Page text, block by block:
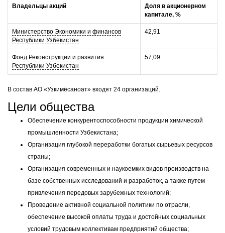
Владельцы акций
Доля в акционерном
капитале, %
Министерство Экономики и финансов
Республики Узбекистан
42,91
Фонд Реконструкции и развития
Республики Узбекистан
57,09
В состав АО «Узкимёсаноат» входят 24 организаций.
Цели общества
Обеспечение конкурентоспособности продукции химической
промышленности Узбекистана;
Организация глубокой переработки богатых сырьевых ресурсов
страны;
Организация современных и наукоемких видов производств на
базе собственных исследований и разработок, а также путем
привлечения передовых зарубежных технологий;
Проведение активной социальной политики по отрасли,
обеспечение высокой оплаты труда и достойных социальных
условий трудовым коллективам предприятий общества;